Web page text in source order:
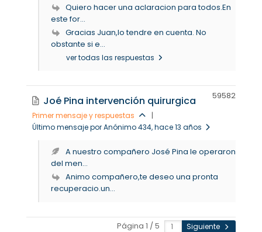
Quiero hacer una aclaracion para todos.En
este for...
Gracias Juan,lo tendre en cuenta. No
obstante si e...
ver todas las respuestas
Joé Pina intervención quirurgica
Primer mensaje y respuestas
|
Último mensaje por Anónimo 434, hace 13 años
59582
A nuestro compañero José Pina le operaron
del men...
Animo compañero,te deseo una pronta
recuperacio.un...
Página 1 / 5 Siguiente